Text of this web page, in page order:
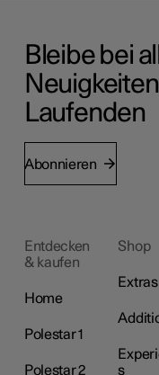
Bleibe bei
Laufenden
Abonnieren
Entdecken
& kaufen
Home
Polestar 1
Polestar 2
Shop
Extras
s